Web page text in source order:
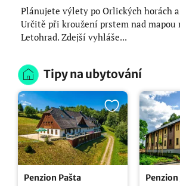
Plánujete výlety po Orlických horách
Určitě při kroužení prstem nad mapou
Letohrad. Zdejší vyhláše...
Tipy na ubytování
Penzion Pašta